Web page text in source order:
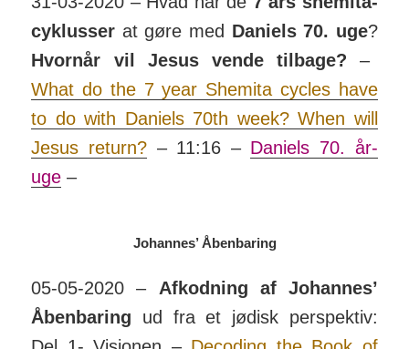
cy­klusser at gøre med Daniels 70. uge?
Hvornår vil Jesus vende tilbage? –
What do the 7 year Shemita cycles have
to do with Daniels 70th week? When will
Jesus return? – 11:16 – Daniels 70. år-
uge –
Johannes’ Åbenbaring
05-05-2020 – Afkodning af Johannes’
Åben­baring ud fra et jødisk per­spektiv: